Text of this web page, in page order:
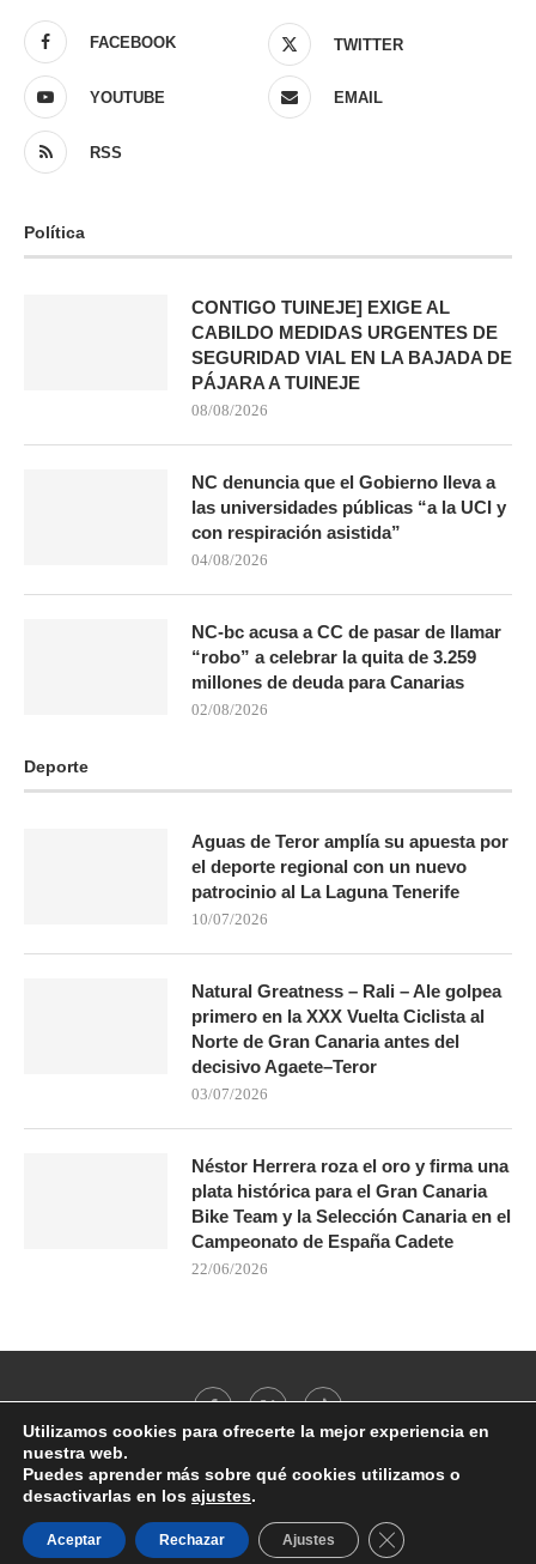
FACEBOOK TWITTER
YOUTUBE EMAIL
RSS
Política
CONTIGO TUINEJE] EXIGE AL
CABILDO MEDIDAS URGENTES DE
SEGURIDAD VIAL EN LA BAJADA DE
PÁJARA A TUINEJE
08/08/2026
NC denuncia que el Gobierno lleva a
las universidades públicas “a la UCI y
con respiración asistida”
04/08/2026
NC-bc acusa a CC de pasar de llamar
“robo” a celebrar la quita de 3.259
millones de deuda para Canarias
02/08/2026
Deporte
Aguas de Teror amplía su apuesta por
el deporte regional con un nuevo
patrocinio al La Laguna Tenerife
10/07/2026
Natural Greatness – Rali – Ale golpea
primero en la XXX Vuelta Ciclista al
Norte de Gran Canaria antes del
decisivo Agaete–Teror
03/07/2026
Néstor Herrera roza el oro y firma una
plata histórica para el Gran Canaria
Bike Team y la Selección Canaria en el
Campeonato de España Cadete
22/06/2026
@2021 - All Right Reserved. Designed and Developed by
BACK TO TOP
Utilizamos cookies para ofrecerte la mejor experiencia en
nuestra web.
Puedes aprender más sobre qué cookies utilizamos o
desactivarlas en los ajustes.
Aceptar Rechazar Ajustes CERRAR EL